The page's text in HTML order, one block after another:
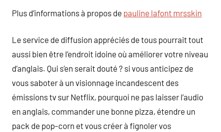
Plus d’informations à propos de pauline lafont mrsskin
Le service de diffusion appréciés de tous pourrait tout
aussi bien être l’endroit idoine où améliorer votre niveau
d’anglais. Qui s’en serait douté ? si vous anticipez de
vous saboter à un visionnage incandescent des
émissions tv sur Netflix, pourquoi ne pas laisser l’audio
en anglais, commander une bonne pizza, étendre un
pack de pop-corn et vous créer à fignoler vos